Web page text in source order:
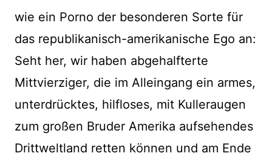
wie ein Porno der besonderen Sorte für
das republikanisch-amerikanische Ego an:
Seht her, wir haben abgehalfterte
Mittvierziger, die im Alleingang ein armes,
unterdrücktes, hilfloses, mit Kulleraugen
zum großen Bruder Amerika aufsehendes
Drittweltland retten können und am Ende